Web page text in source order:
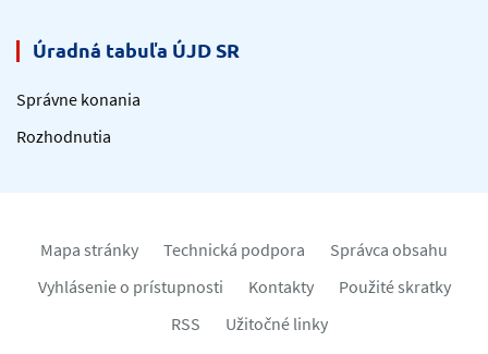
Úradná tabuľa ÚJD SR
Správne konania
Rozhodnutia
Mapa stránky Technická podpora
Správca obsahu
Vyhlásenie o prístupnosti
Kontakty
Použité skratky
RSS
Užitočné linky